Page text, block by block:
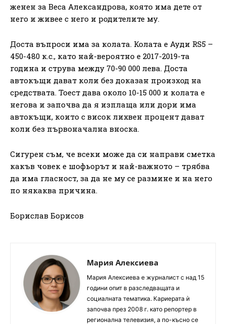
женен за Веса Александрова, която има дете от
него и живее с него и родителите му.
Доста въпроси има за колата. Колата е Ауди RS5 –
450-480 к.с., като най-вероятно е 2017-2019-та
година и струва между 70-90 000 лева. Доста
автокъщи дават коли без доказан произход на
средствата. Тоест дава около 10-15 000 и колата е
негова и започва да я изплаща или дори има
автокъщи, които с висок лихвен процент дават
коли без първоначална вноска.
Сигурен съм, че всеки може да си направи сметка
какъв човек е шофьорът и най-важното – трябва
да има гласност, за да не му се размине и на него
по някаква причина.
Борислав Борисов
Мария Алексиева
Мария Алексиева е журналист с над 15
години опит в разследващата и
социалната тематика. Кариерата ѝ
започва през 2008 г. като репортер в
регионална телевизия, а по-късно се